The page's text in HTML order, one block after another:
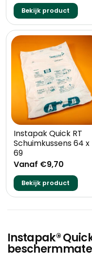
Bekijk product
Instapak Quick RT
Schuimkussens 64 x
69
Vanaf €9,70
Bekijk product
Instapak®